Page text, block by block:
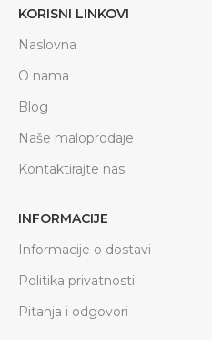
KORISNI LINKOVI
Naslovna
O nama
Blog
Naše maloprodaje
Kontaktirajte nas
INFORMACIJE
Informacije o dostavi
Politika privatnosti
Pitanja i odgovori